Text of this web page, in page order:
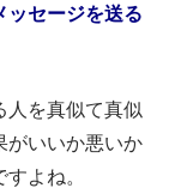
ッセージを送る
人を真似て真似
がいいか悪いか
よね。